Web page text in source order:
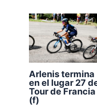
Arlenis termina
en el lugar 27
Tour de Francia
(f)